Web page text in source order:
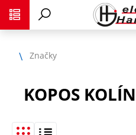
Značky
KOPOS KOLÍN